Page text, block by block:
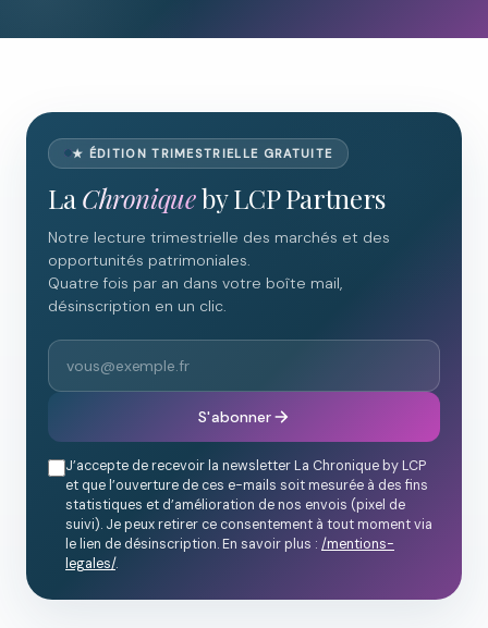
★ ÉDITION TRIMESTRIELLE GRATUITE
La Chroniqueby LCP Partners
Notre lecture trimestrielle des marchés et des
opportunités patrimoniales.
Quatre fois par an dans votre boîte mail,
désinscription en un clic.
S'abonner
J’accepte de recevoir la newsletter La Chronique by LCP
et que l’ouverture de ces e-mails soit mesurée à des fins
statistiques et d’amélioration de nos envois (pixel de
suivi). Je peux retirer ce consentement à tout moment via
le lien de désinscription. En savoir plus : /mentions-
legales/.